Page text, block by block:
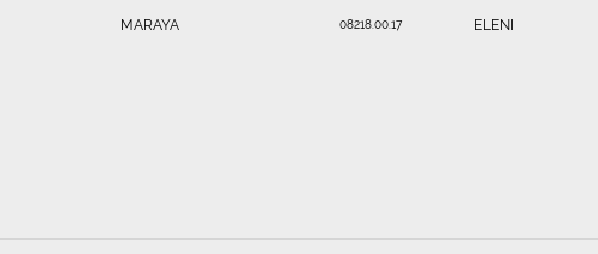
MARAYA 08218.00.17 ELENI